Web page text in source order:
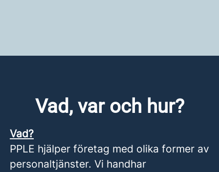
Vad, var och hur?
Vad?
PPLE hjälper företag med olika former av
personaltjänster. Vi handhar